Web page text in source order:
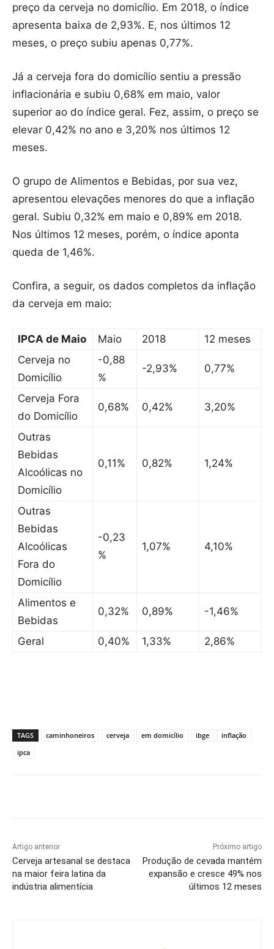
preço da cerveja no domicílio. Em 2018, o índice
apresenta baixa de 2,93%. E, nos últimos 12
meses, o preço subiu apenas 0,77%.
Já a cerveja fora do domicílio sentiu a pressão
inflacionária e subiu 0,68% em maio, valor
superior ao do índice geral. Fez, assim, o preço se
elevar 0,42% no ano e 3,20% nos últimos 12
meses.
O grupo de Alimentos e Bebidas, por sua vez,
apresentou elevações menores do que a inflação
geral. Subiu 0,32% em maio e 0,89% em 2018.
Nos últimos 12 meses, porém, o índice aponta
queda de 1,46%.
Confira, a seguir, os dados completos da inflação
da cerveja em maio:
IPCA de Maio Maio 2018
12 meses
Cerveja no
Domicílio
-0,88
%
-2,93% 0,77%
Cerveja Fora
do Domicílio
0,68% 0,42% 3,20%
Outras
Bebidas
Alcoólicas no
Domicílio
0,11% 0,82% 1,24%
Outras
Bebidas
Alcoólicas
Fora do
Domicílio
-0,23
%
1,07% 4,10%
Alimentos e
Bebidas
0,32% 0,89% -1,46%
Geral 0,40% 1,33% 2,86%
TAGS caminhoneiros cerveja em domicílio ibge
inflação
ipca
Artigo anterior
Cerveja artesanal se destaca
na maior feira latina da
indústria alimentícia
Próximo artigo
Produção de cevada mantém
expansão e cresce 49% nos
últimos 12 meses